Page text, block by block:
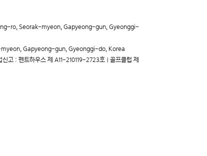
ro, Seorak-myeon, Gapyeong-gun, Gyeonggi-
myeon, Gapyeong-gun, Gyeonggi-do, Korea
고 : 펜트하우스 제 A11-210119-2723호 | 골프클럽 제